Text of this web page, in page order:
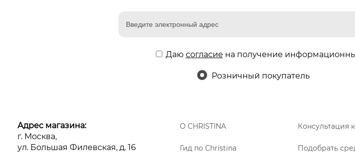
Даю согласие на получение
Розничный покупатель
Адрес магазина:
г. Москва,
ул. Большая Филевская, д. 16
О CHRISTINA Консультация
Гид по Christina Подобрать